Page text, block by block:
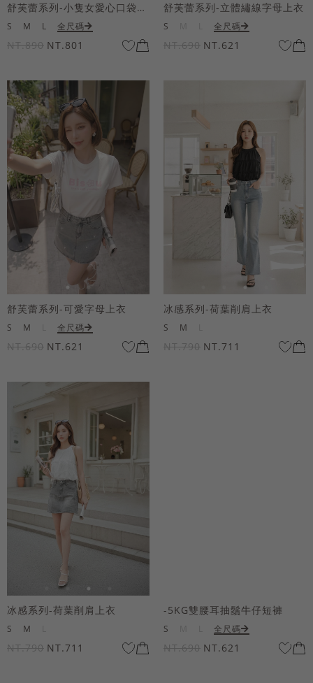
舒芙蕾系列-小隻女愛心口袋寬褲
S M L 全尺碼
NT.890 NT.801
舒芙蕾系列-立體繡線字母上衣
S 全尺碼
NT.690 NT.621
舒芙蕾系列-可愛字母上衣
S M 全尺碼
NT.690 NT.621
冰感系列-荷葉削肩上衣
S M
NT.790 NT.711
冰感系列-荷葉削肩上衣
S M
NT.790 NT.711
-5KG雙腰耳抽鬚牛仔短褲
S 全尺碼
NT.690 NT.621